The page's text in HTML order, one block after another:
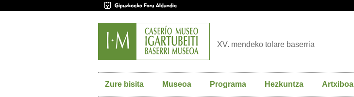
XV. mendeko tolare baserria
Zure bisita Museoa Programa Hezkuntza Artxiboa